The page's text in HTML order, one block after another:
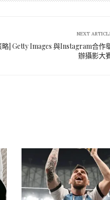
NEXT
略] Getty Images 與Instagram合作
辦攝影大